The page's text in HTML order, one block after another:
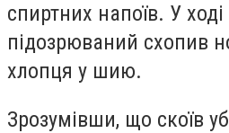
спиртних напоїв. У
підозрюваний схопив
хлопця у шию.
Зрозумівши, що скоїв